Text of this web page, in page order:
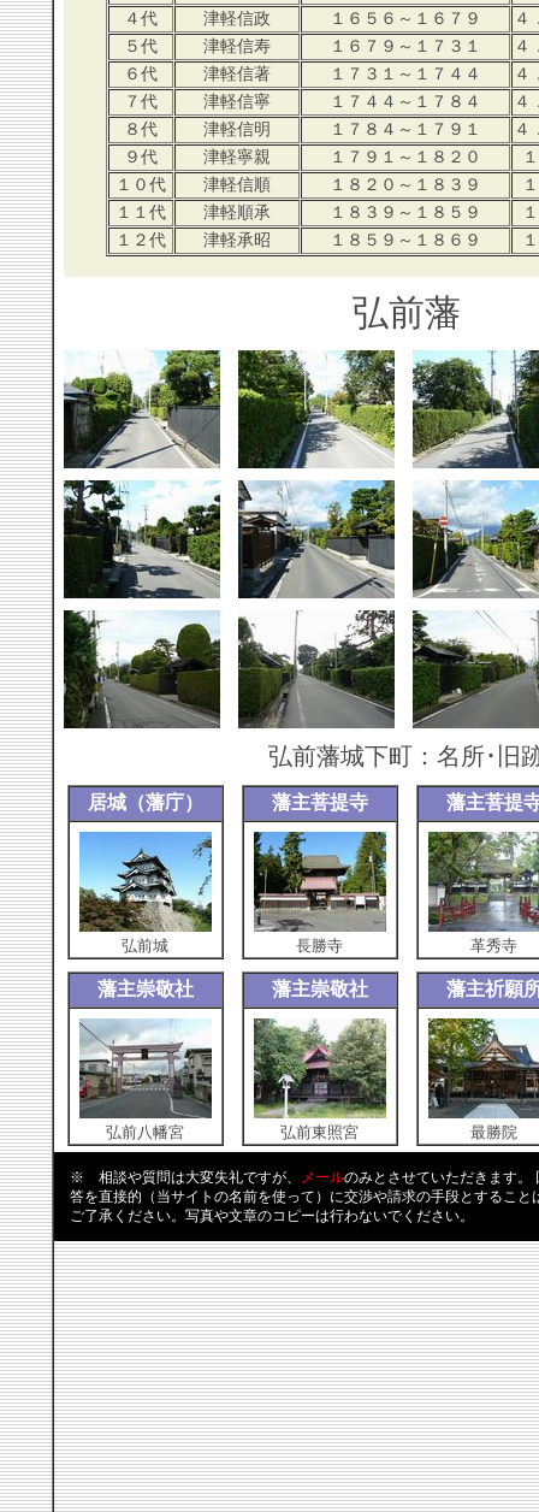
４代
津軽信政 １６５６～１６７９
４
５代
津軽信寿 １６７９～１７３１
４
６代
津軽信著 １７３１～１７４４
４
７代
津軽信寧 １７４４～１７８４
４
８代
津軽信明 １７８４～１７９１
４
９代
津軽寧親 １７９１～１８２０
１０代
津軽信順 １８２０～１８３９
１１代
津軽順承 １８３９～１８５９
１２代
津軽承昭 １８５９～１８６９
弘前藩
弘前藩城下町：名所･旧
居城（藩庁）
弘前城
藩主菩提寺
長勝寺
藩主菩提
革秀寺
藩主崇敬社
弘前八幡宮
藩主崇敬社
弘前東照宮
藩主祈願
最勝院
※ 相談や質問は大変失礼ですが、 メールのみとさせていただきます。
答を直接的（当サイトの名前を使って）に交渉や請求の手段とするこ
ご了承ください。写真や文章のコピーは行わないでください。